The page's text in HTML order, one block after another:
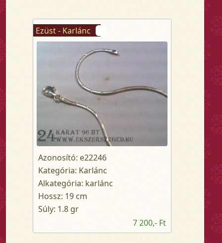
Ezüst - Karlánc
Azonosító: e22246
Kategória: Karlánc
Alkategória: karlánc
Hossz: 19 cm
Súly: 1.8 gr
7 200,- Ft